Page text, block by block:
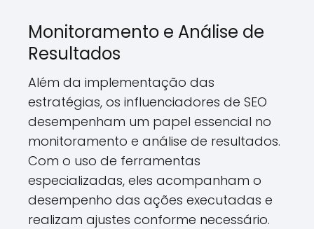
Monitoramento e Análise de
Resultados
Além da implementação das
estratégias, os influenciadores de SEO
desempenham um papel essencial no
monitoramento e análise de resultados.
Com o uso de ferramentas
especializadas, eles acompanham o
desempenho das ações executadas e
realizam ajustes conforme necessário.